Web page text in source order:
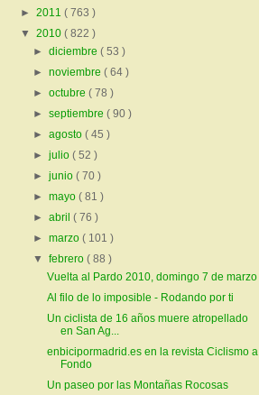
► 2011 ( 763 )
▼ 2010 ( 822 )
►diciembre( 53 )
►noviembre( 64 )
►octubre( 78 )
►septiembre( 90 )
►agosto( 45 )
►julio( 52 )
►junio( 70 )
►mayo( 81 )
►abril( 76 )
►marzo( 101 )
▼febrero( 88 )
Vuelta al Pardo 2010, domingo 7 de marzo
Al filo de lo imposible - Rodando por ti
Un ciclista de 16 años muere atropellado
en San Ag...
enbicipormadrid.es en la revista Ciclismo a
Fondo
Un paseo por las Montañas Rocosas